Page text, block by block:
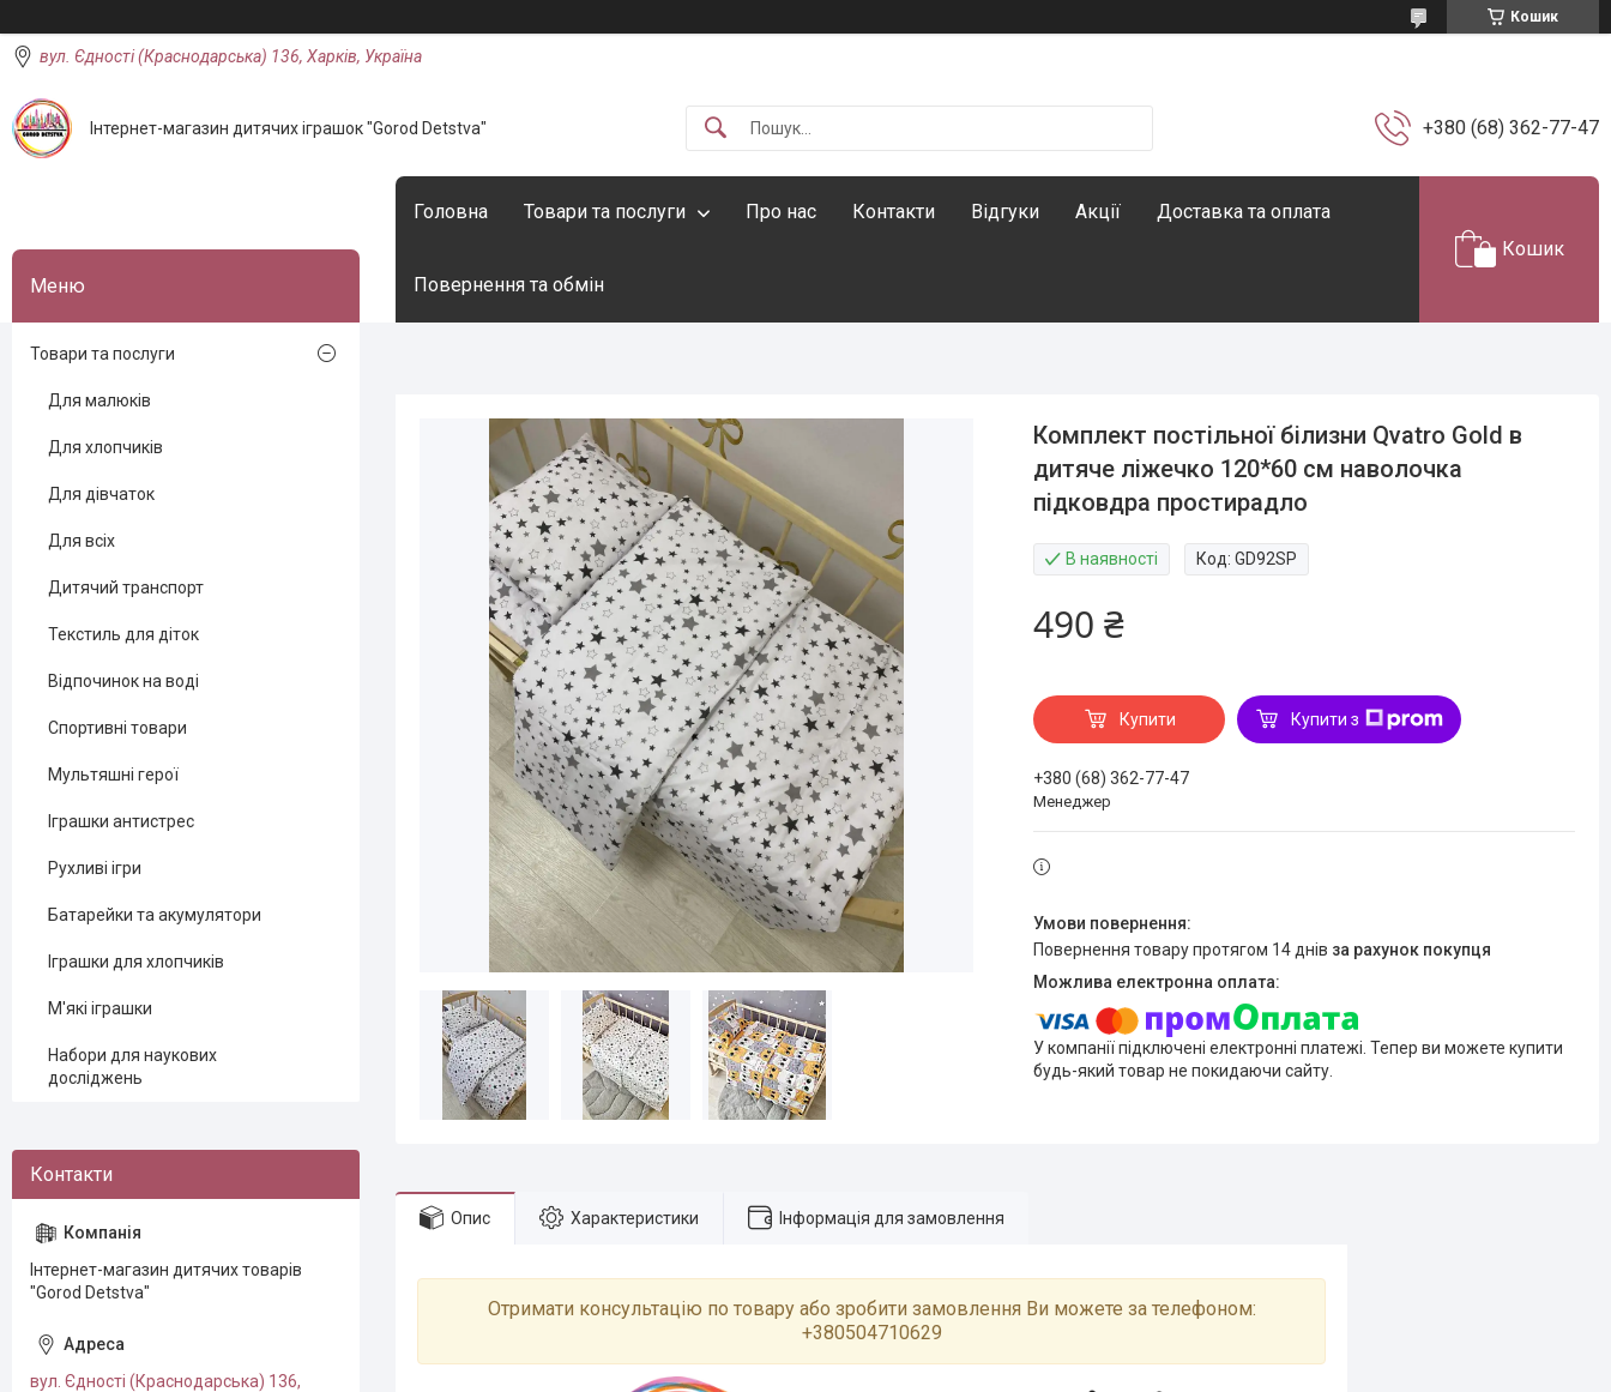
Кошик
вул. Єдності (Краснодарська) 136, Харків, Україна
Інтернет-магазин дитячих іграшок "Gorod Detstva" +380 (68) 362-77-47
Головна Товари та послуги Про нас Контакти Відгуки Акції Доставка та оплата
Повернення та обмін
Кошик
Комплект постільної білизни Qvatro Gold в
дитяче ліжечко 120*60 см наволочка
підковдра простирадло
В наявності Код:GD92SP
490 ₴
Купити Купити з
+380 (68) 362-77-47
Менеджер
повернення товару протягом 14 днів за рахунок покупця
У компанії підключені електронні платежі. Тепер ви можете купити
будь-який товар не покидаючи сайту.
Опис Характеристики Інформація для замовлення
Отримати консультацію по товару або зробити замовлення Ви можете за телефоном:
+380504710629
Товари та послуги
Для малюків
Для хлопчиків
Для дівчаток
Для всіх
Дитячий транспорт
Текстиль для діток
Відпочинок на воді
Спортивні товари
Мультяшні герої
Іграшки антистрес
Рухливі ігри
Батарейки та акумулятори
Іграшки для хлопчиків
М'які іграшки
Набори для наукових
досліджень
Інтернет-магазин дитячих товарів
"Gorod Detstva"
вул. Єдності (Краснодарська) 136,